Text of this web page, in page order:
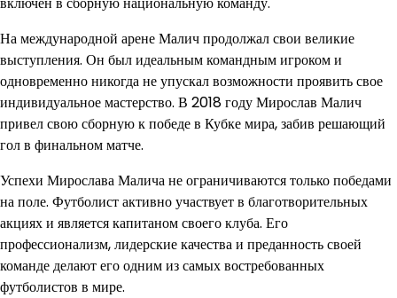
На международной арене Малич продолжал свои великие
выступления. Он был идеальным командным игроком и
одновременно никогда не упускал возможности проявить свое
индивидуальное мастерство. В 2018 году Мирослав Малич
привел свою сборную к победе в Кубке мира, забив решающий
гол в финальном матче.
Успехи Мирослава Малича не ограничиваются только победами
на поле. Футболист активно участвует в благотворительных
акциях и является капитаном своего клуба. Его
профессионализм, лидерские качества и преданность своей
команде делают его одним из самых востребованных
футболистов в мире.